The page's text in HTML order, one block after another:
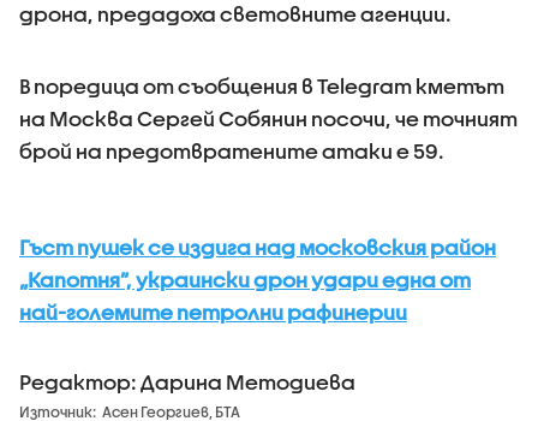
дрона, предадоха световните агенции.
В поредица от съобщения в Telegram кметът
на Москва Сергей Собянин посочи, че точният
брой на предотвратените атаки е 59.
Гъст пушек се издига над московския район
„Капотня”, украински дрон удари една от
най-големите петролни рафинерии
Редактор: Дарина Методиева
Източник: Асен Георгиев, БТА